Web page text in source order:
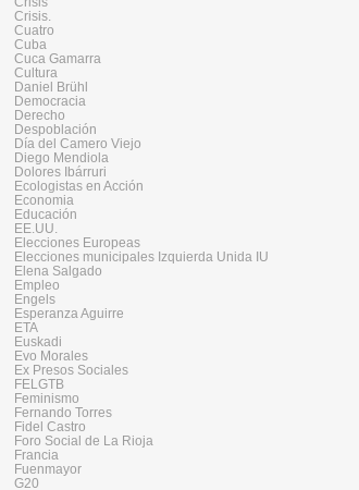
Crisis.
Cuatro
Cuba
Cuca Gamarra
Cultura
Daniel Brühl
Democracia
Derecho
Despoblación
Día del Camero Viejo
Diego Mendiola
Dolores Ibárruri
Ecologistas en Acción
Economia
Educación
EE.UU.
Elecciones Europeas
Elecciones municipales Izquierda Unida IU
Elena Salgado
Empleo
Engels
Esperanza Aguirre
ETA
Euskadi
Evo Morales
Ex Presos Sociales
FELGTB
Feminismo
Fernando Torres
Fidel Castro
Foro Social de La Rioja
Francia
Fuenmayor
G20